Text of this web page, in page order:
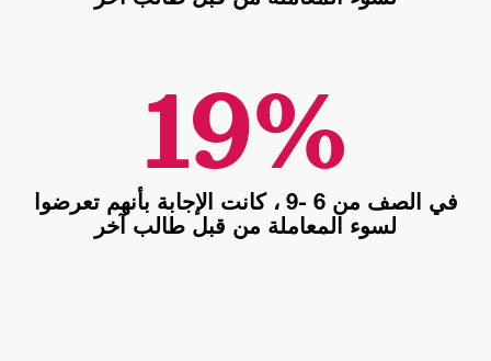
في الصف من 6 -9 ، كانت الإجابة بأنهم تعرضوا
لسوء المعاملة من قبل طالب آخر